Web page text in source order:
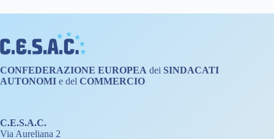
CONFEDERAZIONE EUROPEA dei SINDACATI
AUTONOMI e del COMMERCIO
C.E.S.A.C.
Via Aureliana 2